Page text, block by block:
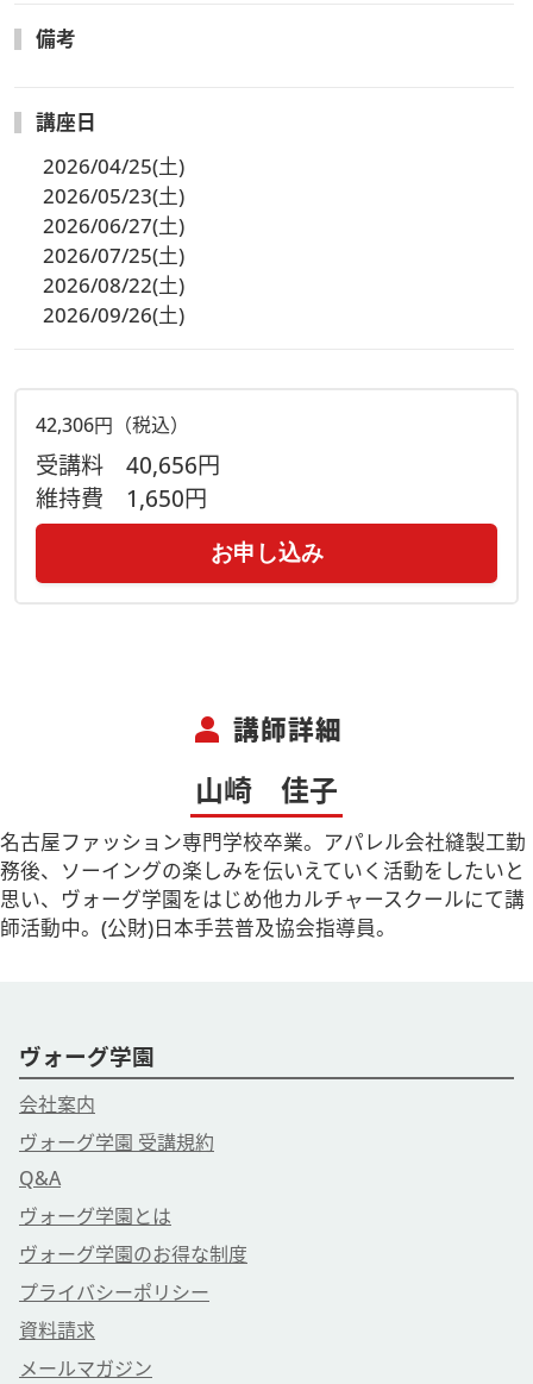
備考
講座日
2026/04/25(土)
2026/05/23(土)
2026/06/27(土)
2026/07/25(土)
2026/08/22(土)
2026/09/26(土)
42,306円（税込）
受講料 40,656円
維持費 1,650円
お申し込み
person 講師詳細
山崎 佳子
名古屋ファッション専門学校卒業。アパレル会社縫製工勤
務後、ソーイングの楽しみを伝いえていく活動をしたいと
思い、ヴォーグ学園をはじめ他カルチャースクールにて講
師活動中。(公財)日本手芸普及協会指導員。
ヴォーグ学園
会社案内
ヴォーグ学園 受講規約
Q&A
ヴォーグ学園とは
ヴォーグ学園のお得な制度
プライバシーポリシー
資料請求
メールマガジン